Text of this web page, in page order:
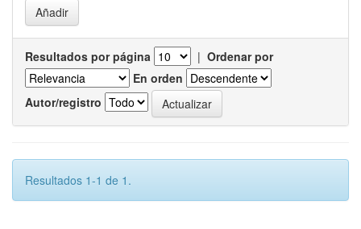
Resultados por página | Ordenar por
En orden
Autor/registro
Resultados 1-1 de 1.